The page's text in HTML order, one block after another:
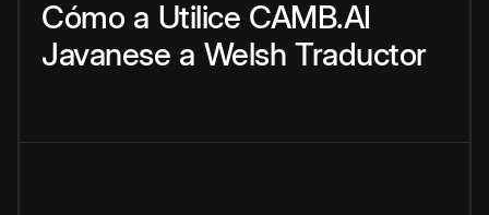
Cómo a Utilice CAMB.AI
Javanese a Welsh Traductor